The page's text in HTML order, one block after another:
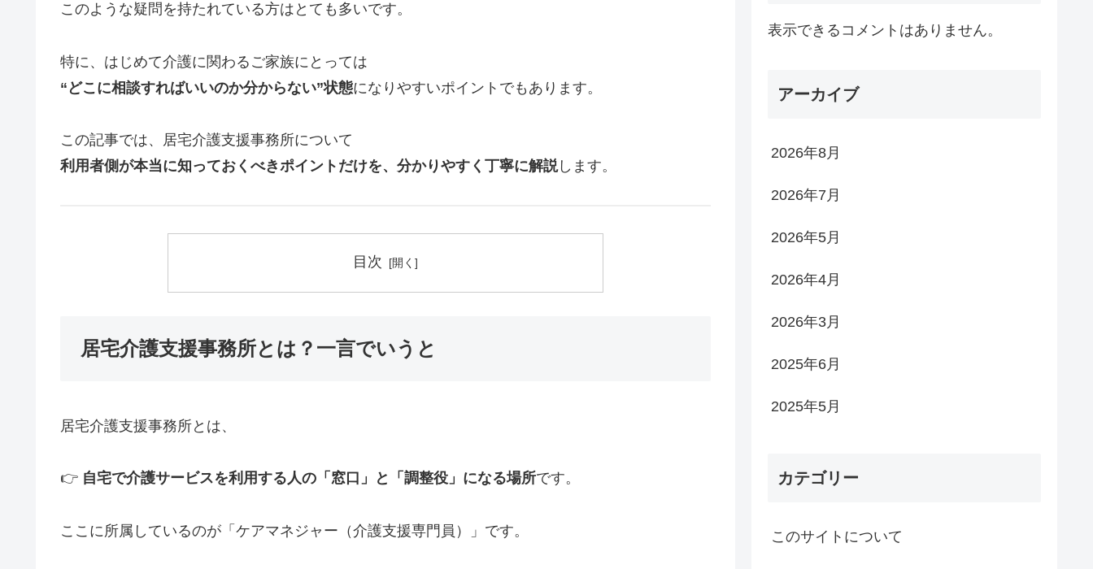
このような疑問を持たれている方はとても多いです。
特に、はじめて介護に関わるご家族にとっては
“どこに相談すればいいのか分からない”状態になりやすいポイントでもあります。
この記事では、居宅介護支援事務所について
利用者側が本当に知っておくべきポイントだけを、分かりやすく丁寧に解説します。
目次
居宅介護支援事務所とは？一言でいうと
居宅介護支援事務所とは、
👉 自宅で介護サービスを利用する人の「窓口」と「調整役」になる場所です。
ここに所属しているのが「ケアマネジャー（介護支援専門員）」です。
表示できるコメントはありません。
アーカイブ
2026年8月
2026年7月
2026年5月
2026年4月
2026年3月
2025年6月
2025年5月
カテゴリー
このサイトについて